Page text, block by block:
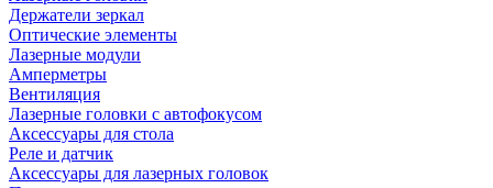
Держатели зеркал
Оптические элементы
Лазерные модули
Амперметры
Вентиляция
Лазерные головки с автофокусом
Аксессуары для стола
Реле и датчик
Аксессуары для лазерных головок